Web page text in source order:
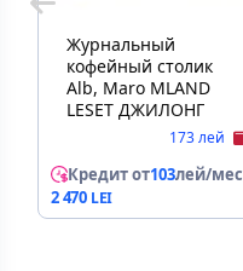
Журнальный
кофейный столик
Alb, Maro MLAND
LESET ДЖИЛОНГ
173 лей
Кредит от103лей/мес
2 470